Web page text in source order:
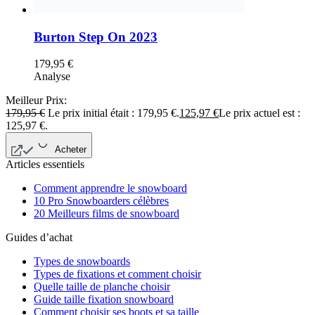
Burton Step On 2023
179,95 €
Analyse
Meilleur Prix:
179,95€ Le prix initial était : 179,95 €.125,97 €Le prix actuel est :
125,97 €.
Acheter
Articles essentiels
Comment apprendre le snowboard
10 Pro Snowboarders célèbres
20 Meilleurs films de snowboard
Guides d’achat
Types de snowboards
Types de fixations et comment choisir
Quelle taille de planche choisir
Guide taille fixation snowboard
Comment choisir ses boots et sa taille